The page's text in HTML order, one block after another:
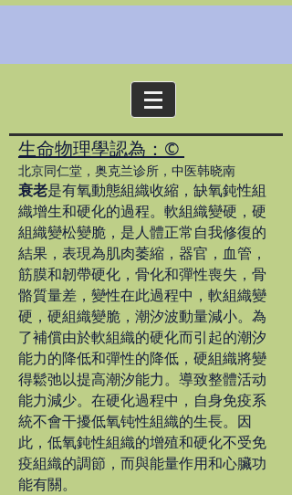
生命物理學認為：©
​北京同仁堂，奥克兰诊所，中医韩晓南
衰老是有氧動態組織收縮，缺氧鈍性組
織增生和硬化的過程。軟組織變硬，硬
組織變松變脆，是人體正常自我修復的
結果，表現為肌肉萎縮，器官，血管，
筋膜和韌帶硬化，骨化和彈性喪失，骨
骼質量差，變性在此過程中，軟組織變
硬，硬組織變脆，潮汐波動量減小。為
了補償由於軟組織的硬化而引起的潮汐
能力的降低和彈性的降低，硬組織將變
得鬆弛以提高潮汐能力。導致整體活动
能力減少。在硬化過程中，自身免疫系
統不會干擾低氧钝性組織的生長。因
此，低氧鈍性組織的增殖和硬化不受免
疫組織的調節，而與能量作用和心臟功
能有關。